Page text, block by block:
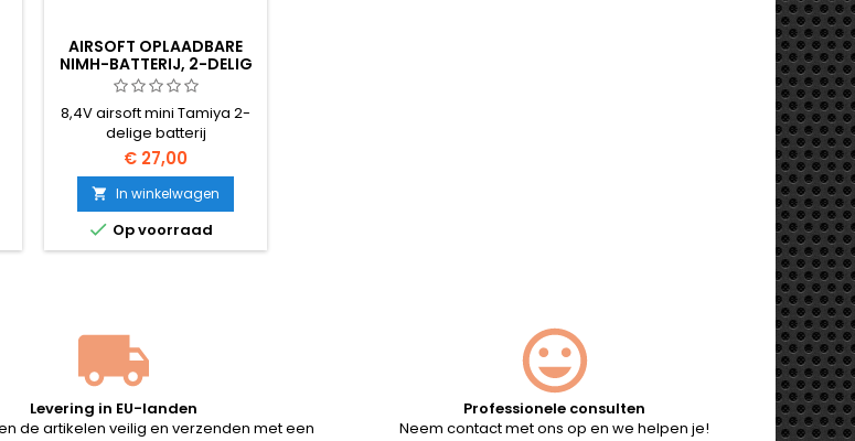
AIRSOFT OPLAADBARE
NIMH-BATTERIJ, 2-DELIG
8,4V airsoft mini Tamiya 2-
delige batterij
€ 27,00
 In winkelwagen
 Op voorraad
Levering in EU-landen
de artikelen veilig en verzenden met een
Professionele consulten
Neem contact met ons op en we helpen je!